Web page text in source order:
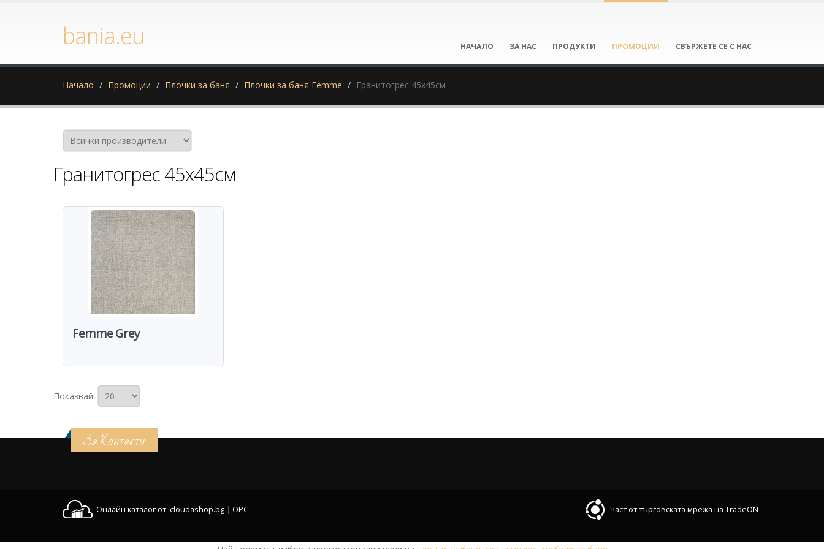
bania.eu НАЧАЛО ЗА НАС ПРОДУКТИ ПРОМОЦИИ СВЪРЖЕТЕ СЕ С НАС
Начало Промоции Плочки за баня Плочки за баня Femme Гранитогрес 45х45см
Гранитогрес 45х45см
Femme Grey
Показвай:
За Контакти
Онлайн каталог от cloudashop.bg | OPC Част от търговската мрежа на TradeON